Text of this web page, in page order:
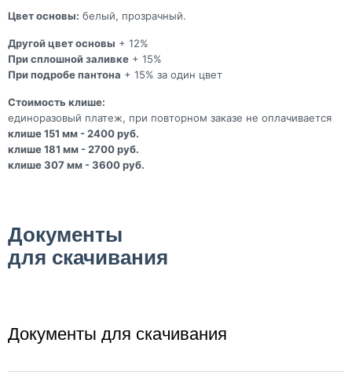
Цвет основы: белый, прозрачный.
Другой цвет основы + 12%
При сплошной заливке + 15%
При подробе пантона + 15% за один цвет
Стоимость клише:
единоразовый платеж, при повторном заказе не оплачивается
клише 151 мм - 2400 руб.
клише 181 мм - 2700 руб.
клише 307 мм - 3600 руб.
Документы
для скачивания
Документы для скачивания